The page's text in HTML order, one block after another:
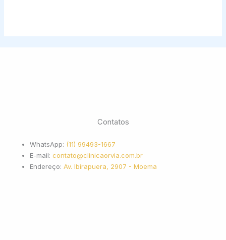
Contatos
WhatsApp: (11) 99493-1667
E-mail: contato@clinicaorvia.com.br
Endereço: Av. Ibirapuera, 2907 - Moema